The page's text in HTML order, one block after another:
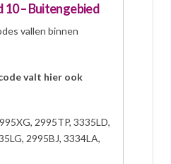
– Buitengebied
vallen binnen
valt hier ook
2995TP, 3335LD,
2995BJ, 3334LA,